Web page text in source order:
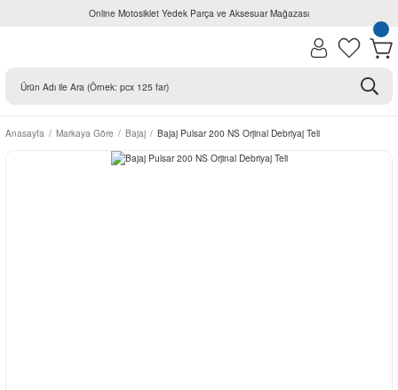
Online Motosiklet Yedek Parça ve Aksesuar Mağazası
Anasayfa Markaya Göre Bajaj Bajaj Pulsar 200 NS Orjinal Debriyaj Teli